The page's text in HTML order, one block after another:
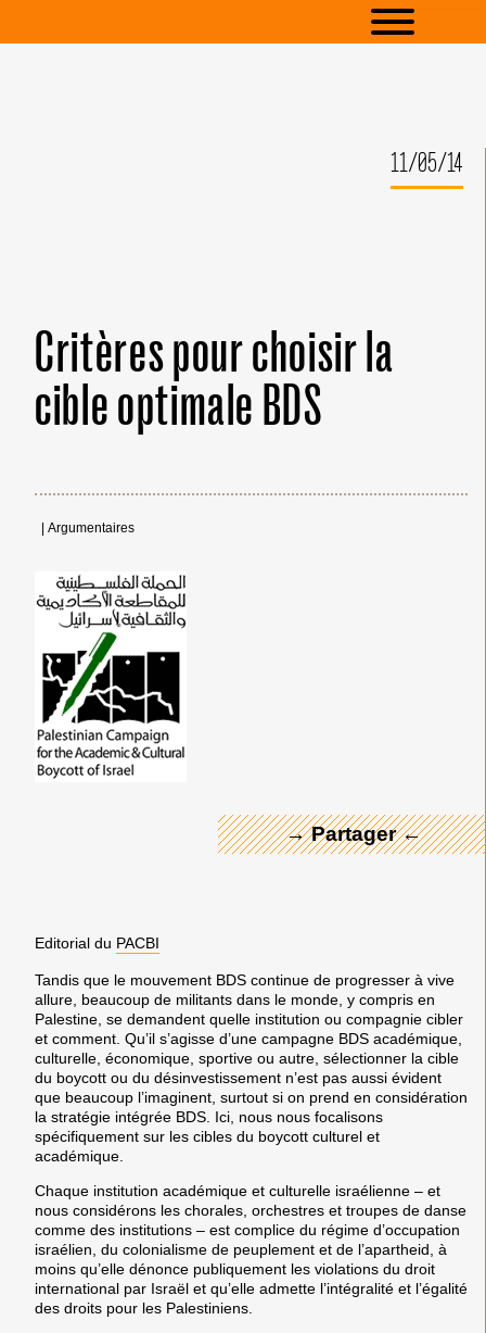
11/05/14
Critères pour choisir la
cible optimale BDS
Argumentaires
→ Partager ←
Editorial du PACBI
Tandis que le mouvement BDS continue de progresser à vive
allure, beaucoup de militants dans le monde, y compris en
Palestine, se demandent quelle institution ou compagnie cibler
et comment. Qu’il s’agisse d’une campagne BDS académique,
culturelle, économique, sportive ou autre, sélectionner la cible
du boycott ou du désinvestissement n’est pas aussi évident
que beaucoup l’imaginent, surtout si on prend en considération
la stratégie intégrée BDS. Ici, nous nous focalisons
spécifiquement sur les cibles du boycott culturel et
académique.
Chaque institution académique et culturelle israélienne – et
nous considérons les chorales, orchestres et troupes de danse
comme des institutions – est complice du régime d’occupation
israélien, du colonialisme de peuplement et de l’apartheid, à
moins qu’elle dénonce publiquement les violations du droit
international par Israël et qu’elle admette l’intégralité et l’égalité
des droits pour les Palestiniens.